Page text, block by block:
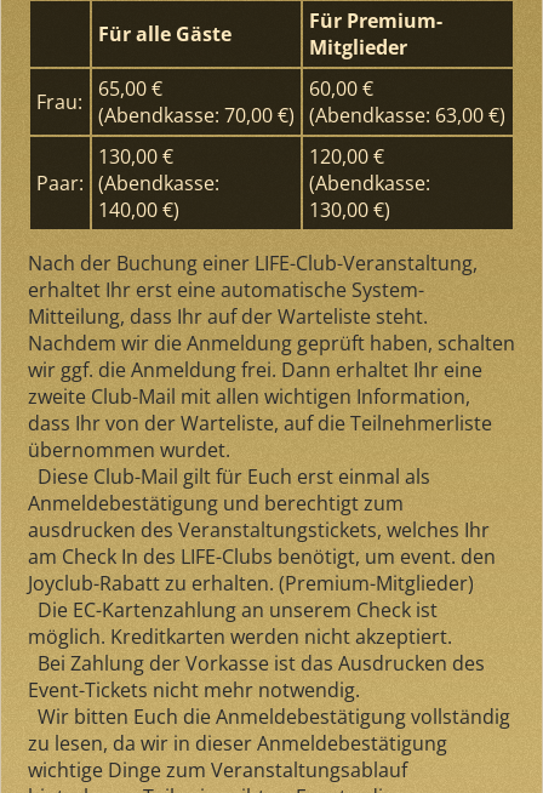
Für alle Gäste
Für Premium-
Mitglieder
Frau:
65,00 €
(Abendkasse: 70,00 €)
60,00 €
(Abendkasse: 63,00 €)
Paar:
130,00 €
(Abendkasse:
140,00 €)
120,00 €
(Abendkasse:
130,00 €)
Nach der Buchung einer LIFE-Club-Veranstaltung,
erhaltet Ihr erst eine automatische System-
Mitteilung, dass Ihr auf der Warteliste steht.
Nachdem wir die Anmeldung geprüft haben, schalten
wir ggf. die Anmeldung frei. Dann erhaltet Ihr eine
zweite Club-Mail mit allen wichtigen Information,
dass Ihr von der Warteliste, auf die Teilnehmerliste
übernommen wurdet.
Diese Club-Mail gilt für Euch erst einmal als
Anmeldebestätigung und berechtigt zum
ausdrucken des Veranstaltungstickets, welches Ihr
am Check In des LIFE-Clubs benötigt, um event. den
Joyclub-Rabatt zu erhalten. (Premium-Mitglieder)
Die EC-Kartenzahlung an unserem Check ist
möglich. Kreditkarten werden nicht akzeptiert.
Bei Zahlung der Vorkasse ist das Ausdrucken des
Event-Tickets nicht mehr notwendig.
Wir bitten Euch die Anmeldebestätigung vollständig
zu lesen, da wir in dieser Anmeldebestätigung
wichtige Dinge zum Veranstaltungsablauf